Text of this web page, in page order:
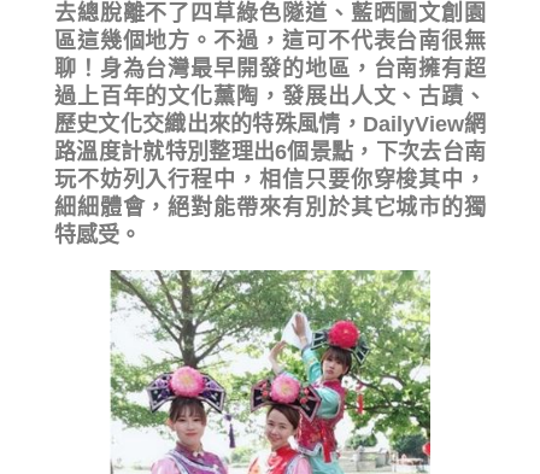
去總脫離不了四草綠色隧道、藍晒圖文創園
區這幾個地方。不過，這可不代表台南很無
聊！身為台灣最早開發的地區，台南擁有超
過上百年的文化薰陶，發展出人文、古蹟、
歷史文化交織出來的特殊風情，DailyView網
路溫度計就特別整理出6個景點，下次去台南
玩不妨列入行程中，相信只要你穿梭其中，
細細體會，絕對能帶來有別於其它城市的獨
特感受。